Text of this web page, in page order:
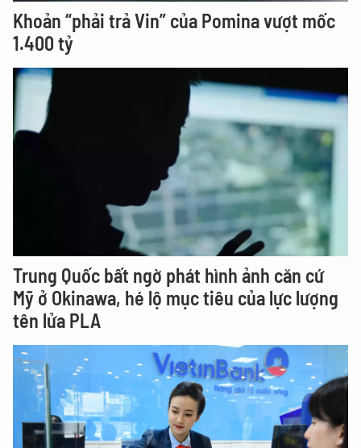
Khoản “phải trả Vin” của Pomina vượt mốc
1.400 tỷ
Trung Quốc bất ngờ phát hình ảnh căn cứ
Mỹ ở Okinawa, hé lộ mục tiêu của lực lượng
tên lửa PLA